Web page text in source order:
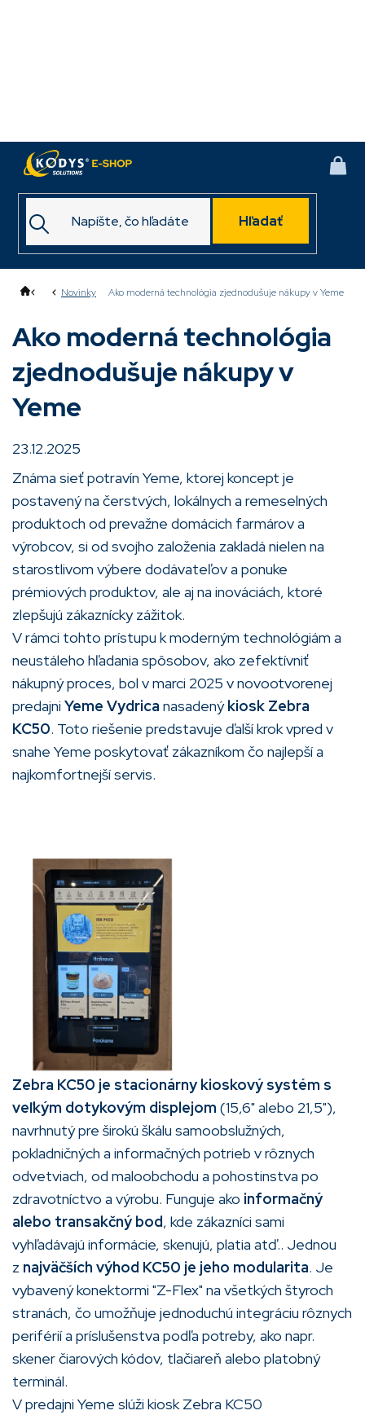
Hľadať
DomovNovinky Ako moderná technológia zjednodušuje nákupy v Yeme
Ako moderná technológia
zjednodušuje nákupy v
Yeme
23.12.2025
Známa sieť potravín Yeme, ktorej koncept je
postavený na čerstvých, lokálnych a remeselných
produktoch od prevažne domácich farmárov a
výrobcov, si od svojho založenia zakladá nielen na
starostlivom výbere dodávateľov a ponuke
prémiových produktov, ale aj na inováciách, ktoré
zlepšujú zákaznícky zážitok.
V rámci tohto prístupu k moderným technológiám a
neustáleho hľadania spôsobov, ako zefektívniť
nákupný proces, bol v marci 2025 v novootvorenej
predajni Yeme Vydrica nasadený kiosk Zebra
KC50. Toto riešenie predstavuje ďalší krok vpred v
snahe Yeme poskytovať zákazníkom čo najlepší a
najkomfortnejší servis.
Zebra KC50 je stacionárny kioskový systém s
veľkým dotykovým displejom (15,6" alebo 21,5"),
navrhnutý pre širokú škálu samoobslužných,
pokladničných a informačných potrieb v rôznych
odvetviach, od maloobchodu a pohostinstva po
zdravotníctvo a výrobu. Funguje ako informačný
alebo transakčný bod, kde zákazníci sami
vyhľadávajú informácie, skenujú, platia atď.. Jednou
z najväčších výhod KC50 je jeho modularita. Je
vybavený konektormi "Z-Flex" na všetkých štyroch
stranách, čo umožňuje jednoduchú integráciu rôznych
periférií a príslušenstva podľa potreby, ako napr.
skener čiarových kódov, tlačiareň alebo platobný
terminál.
V predajni Yeme slúži kiosk Zebra KC50